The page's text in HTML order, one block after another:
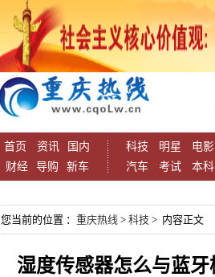
首页 资讯
国内
财经
导购 新车
科技 明星
电影
汽车
考试 本科
您当前的位置 ： 重庆热线 > 科技 > 内容正文
湿度传感器怎么与蓝